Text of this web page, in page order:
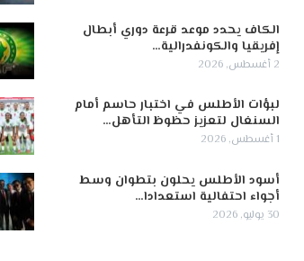
الكاف يحدد موعد قرعة دوري أبطال
إفريقيا والكونفدرالية…
2 أغسطس, 2026
لبؤات الأطلس في اختبار حاسم أمام
السنغال لتعزيز حظوظ التأهل…
1 أغسطس, 2026
أسود الأطلس يحلون بتطوان وسط
أجواء احتفالية استعدادا…
30 يوليو, 2026